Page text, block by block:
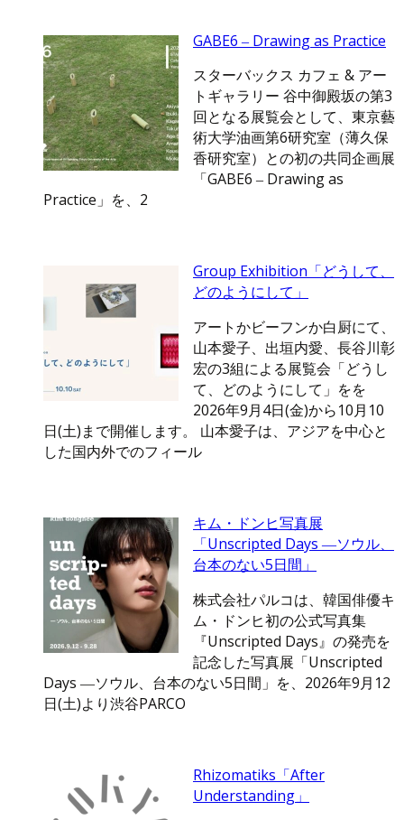
GABE6 ‒ Drawing as Practice
スターバックス カフェ & アー
トギャラリー 谷中御殿坂の第3
回となる展覧会として、東京藝
術大学油画第6研究室（薄久保
香研究室）との初の共同企画展
「GABE6 ‒ Drawing as
Practice」を、2
Group Exhibition「どうして、
どのようにして」
アートかビーフンか白厨にて、
山本愛子、出垣内愛、長谷川彰
宏の3組による展覧会「どうし
て、どのようにして」をを
2026年9月4日(金)から10月10
日(土)まで開催します。 山本愛子は、アジアを中心と
した国内外でのフィール
キム・ドンヒ写真展
「Unscripted Days ―ソウル、
台本のない5日間」
株式会社パルコは、韓国俳優キ
ム・ドンヒ初の公式写真集
『Unscripted Days』の発売を
記念した写真展「Unscripted
Days ―ソウル、台本のない5日間」を、2026年9月12
日(土)より渋谷PARCO
Rhizomatiks「After
Understanding」